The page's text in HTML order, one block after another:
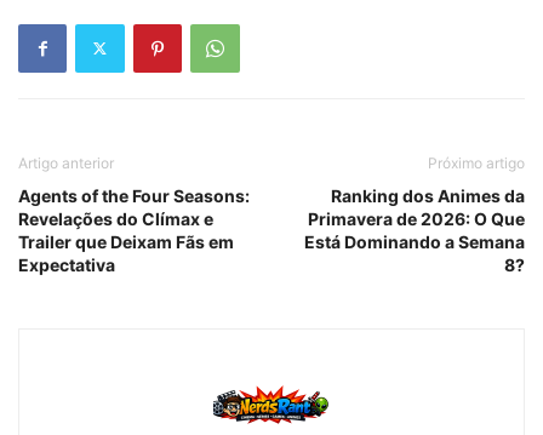
Artigo anterior
Agents of the Four Seasons:
Revelações do Clímax e
Trailer que Deixam Fãs em
Expectativa
Próximo artigo
Ranking dos Animes da
Primavera de 2026: O Que
Está Dominando a Semana
8?